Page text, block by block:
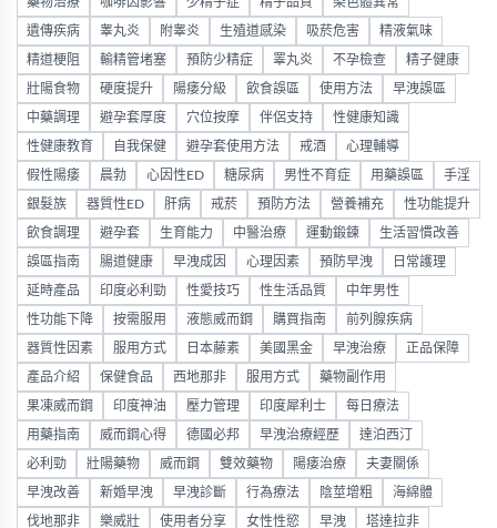
遺傳疾病 睾丸炎 附睾炎 生殖道感染 吸菸危害 精液氣味
精道梗阻 輸精管堵塞 預防少精症 睪丸炎 不孕檢查 精子健康
壯陽食物 硬度提升 陽痿分級 飲食誤區 使用方法 早洩誤區
中藥調理 避孕套厚度 穴位按摩 伴侶支持 性健康知識
性健康教育 自我保健 避孕套使用方法 戒酒 心理輔導
假性陽痿 晨勃 心因性ED 糖尿病 男性不育症 用藥誤區 手淫
銀髮族 器質性ED 肝病 戒菸 預防方法 營養補充 性功能提升
飲食調理 避孕套 生育能力 中醫治療 運動鍛鍊 生活習慣改善
誤區指南 腸道健康 早洩成因 心理因素 預防早洩 日常護理
延時產品 印度必利勁 性愛技巧 性生活品質 中年男性
性功能下降 按需服用 液態威而鋼 購買指南 前列腺疾病
器質性因素 服用方式 日本藤素 美國黑金 早洩治療 正品保障
產品介紹 保健食品 西地那非 服用方式 藥物副作用
果凍威而鋼 印度神油 壓力管理 印度犀利士 每日療法
用藥指南 威而鋼心得 德國必邦 早洩治療經歷 達泊西汀
必利勁 壯陽藥物 威而鋼 雙效藥物 陽痿治療 夫妻關係
早洩改善 新婚早洩 早洩診斷 行為療法 陰莖增粗 海綿體
伐地那非 樂威壯 使用者分享 女性性慾 早洩 塔達拉非